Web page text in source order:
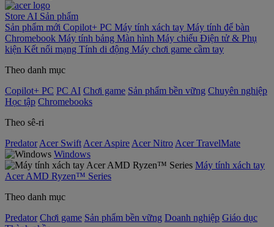
Store AI Sản phẩm
Sản phẩm mới Copilot+ PC Máy tính xách tay Máy tính để bàn
Chromebook Máy tính bảng Màn hình Máy chiếu Điện tử & Phụ
kiện Kết nối mạng Tính di động Máy chơi game cầm tay
Theo danh mục
Copilot+ PC PC AI Chơi game Sản phẩm bền vững Chuyên nghiệp
Học tập Chromebooks
Theo sê-ri
Predator Acer Swift Acer Aspire Acer Nitro Acer TravelMate
Windows
Máy tính xách tay
Acer AMD Ryzen™ Series
Theo danh mục
Predator Chơi game Sản phẩm bền vững Doanh nghiệp Giáo dục